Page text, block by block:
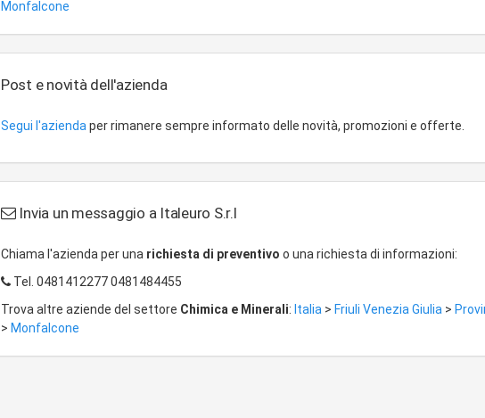
Monfalcone
Post e novità dell'azienda
Segui l'azienda per rimanere sempre informato delle novità, promozioni e offerte.
Invia un messaggio a Italeuro S.r.l
Chiama l'azienda per una richiesta di preventivo o una richiesta di informazioni:
Tel. 0481412277 0481484455
Trova altre aziende del settore Chimica e Minerali: Italia > Friuli Venezia Giulia >
> Monfalcone